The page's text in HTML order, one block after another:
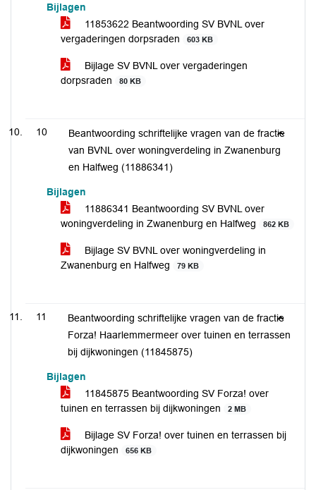
Bijlagen
11853622 Beantwoording SV BVNL over
vergaderingen dorpsraden
603 KB
Bijlage SV BVNL over vergaderingen
dorpsraden
80 KB
10
Beantwoording schriftelijke vragen van de fractie
van BVNL over woningverdeling in Zwanenburg
en Halfweg (11886341)
Bijlagen
11886341 Beantwoording SV BVNL over
woningverdeling in Zwanenburg en Halfweg
862 KB
Bijlage SV BVNL over woningverdeling in
Zwanenburg en Halfweg
79 KB
11
Beantwoording schriftelijke vragen van de fractie
Forza! Haarlemmermeer over tuinen en terrassen
bij dijkwoningen (11845875)
Bijlagen
11845875 Beantwoording SV Forza! over
tuinen en terrassen bij dijkwoningen
2 MB
Bijlage SV Forza! over tuinen en terrassen bij
dijkwoningen
656 KB